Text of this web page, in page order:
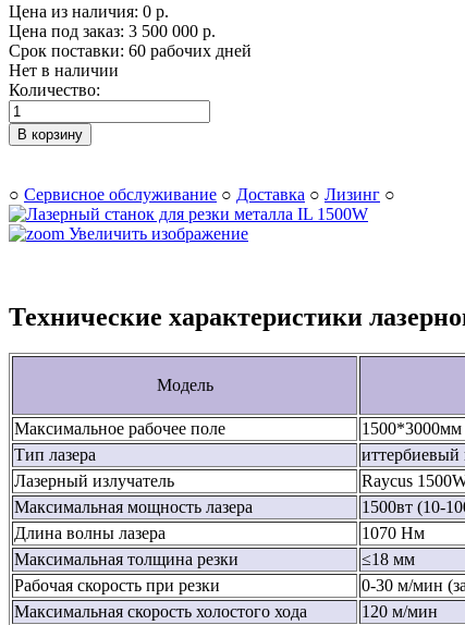
Цена из наличия: 0 р.
Цена под заказ: 3 500 000 р.
Срок поставки: 60 рабочих дней
Нет в наличии
Количество:
В корзину
○ Сервисное обслуживание ○ Доставка ○ Лизинг ○
Увеличить изображение
Технические характеристики
Модель
Максимальное рабочее поле
1500*3000мм
Тип лазера
иттербиевый
Лазерный излучатель
Raycus
Максимальная мощность лазера
1500вт (10-
Длина волны лазера
1070 Нм
Максимальная толщина резки
≤18 мм
Рабочая скорость при резки
0-30 м/мин
Максимальная скорость холостого хода
120 м/мин